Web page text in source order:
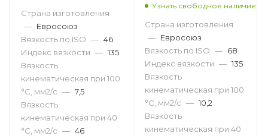
Страна изготовления
— Евросоюз
Вязкость по ISO — 46
Индекс вязкости — 135
Вязкость
кинематическая при 100
°С, мм2/с — 7,5
Вязкость
кинематическая при 40
°С, мм2/с — 46
Узнать свободное наличие
Страна изготовления
— Евросоюз
Вязкость по ISO — 68
Индекс вязкости — 135
Вязкость
кинематическая при 100
°С, мм2/с — 10,2
Вязкость
кинематическая при 40